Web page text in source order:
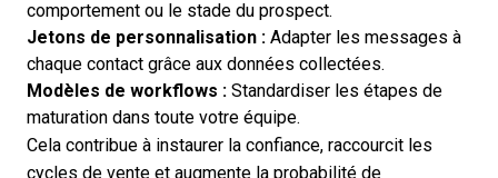
comportement ou le stade du prospect.
Jetons de personnalisation : Adapter les messages à
chaque contact grâce aux données collectées.
Modèles de workflows : Standardiser les étapes de
maturation dans toute votre équipe.
Cela contribue à instaurer la confiance, raccourcit les
cycles de vente et augmente la probabilité de